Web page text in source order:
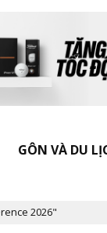
GÔN VÀ DU
Kỷ niệm 20